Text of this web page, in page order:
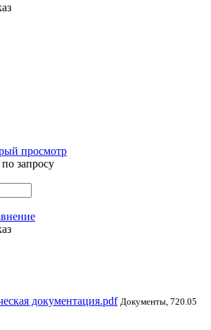
просмотр
запросу
документация.pdf Документы, 720.05